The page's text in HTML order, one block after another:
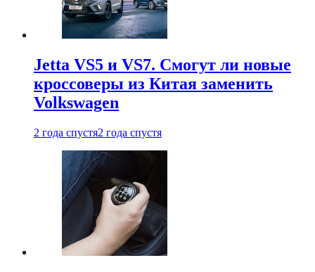
Jetta VS5 и VS7. Смогут ли новые
кроссоверы из Китая заменить
Volkswagen
2 года спустя2 года спустя